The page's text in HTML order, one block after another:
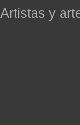
Artistas y